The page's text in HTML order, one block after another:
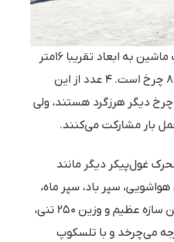
گنبد تلسکوپ، یک ماشین به ابعاد تقریبا ۱۶متر
در ۱۶ متر مجهز به ۸ چرخ است. ۴ عدد از این
چرخ‌ها محرک و ۴ چرخ دیگر هرزگرد هستند، ولی
بار مشارکت می‌کنند.
متحرک غول‌پیکر دیگر مانند
سپر باد، سپر ماه،
جرثقیل و… روی این سازه عظیم و وزین ۲۵۰ تنی،
می‌چرخد و با تلسکوپ